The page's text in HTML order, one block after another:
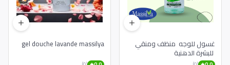
غسول للوجه منظف ومنقي
للبشرة الدهنية
gel douche lavande massilya